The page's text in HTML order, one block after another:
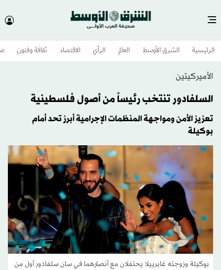
الرئيسية الشرق الأوسط​ العالم الرأي الاقتصاد ثقافة وفنون
الأميركيتين
السلفادور تنتخب رئيساً من أصول فلسطينية
تعزيز الأمن ومواجهة المنظمات الإجرامية أبرز تحد أمام
بوكيلة
بوكيلة وزوجته غابرييلا يحتفلان مع أنصارهما في سان سلفادور أول من